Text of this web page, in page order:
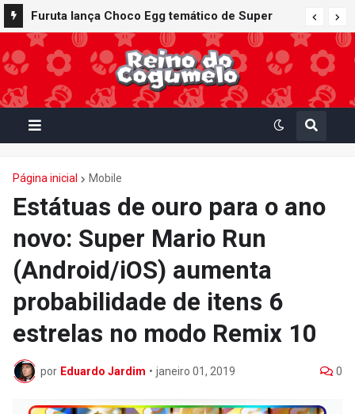
Furuta lança Choco Egg temático de Super
Mario Party Jamboree — Nintendo Switch 2
Edition + Jamboree TV com 15 miniaturas
colecionáveis
Página inicial Mobile
Estátuas de ouro para o ano
novo: Super Mario Run
(Android/iOS) aumenta
probabilidade de itens 6
estrelas no modo Remix 10
por Eduardo Jardim • janeiro 01, 2019 0